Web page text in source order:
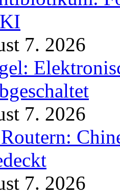
7. 2026
7. 2026
7. 2026